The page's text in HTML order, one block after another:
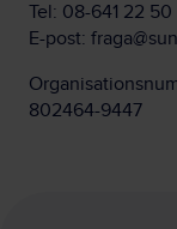
Tel: 08-641 22 50
E-post:
802464-9447